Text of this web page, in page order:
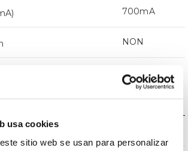
usa cookies
sitio web se usan para personalizar
700mA
NON
montage